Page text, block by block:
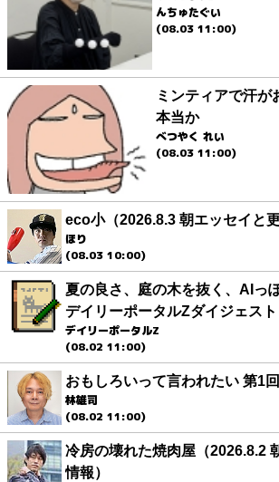
んちゅたぐい
(08.03 11:00)
ミンティアで汗が
本当か
べつやく れい
(08.03 11:00)
eco小（2026.8.3 朝エッセイと更
ほり
(08.03 10:00)
夏の良さ、庭の木を抜く、AIっ
デイリーポータルZダイジェスト
デイリーポータルZ
(08.02 11:00)
おもしろいって言われたい 第1回
林雄司
(08.02 11:00)
冷房の壊れた焼肉屋（2026.8.2
情報）